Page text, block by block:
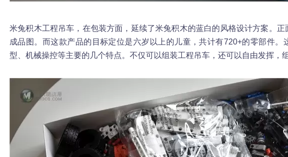
米兔积木工程吊车，在包装方面，延续了米兔积木的蓝白的风格设计方案。
成品图。而这款产品的目标定位是六岁以上的儿童，共计有720+的零部件。
型、机械操控等主要的几个特点。不仅可以组装工程吊车，还可以自由发挥，